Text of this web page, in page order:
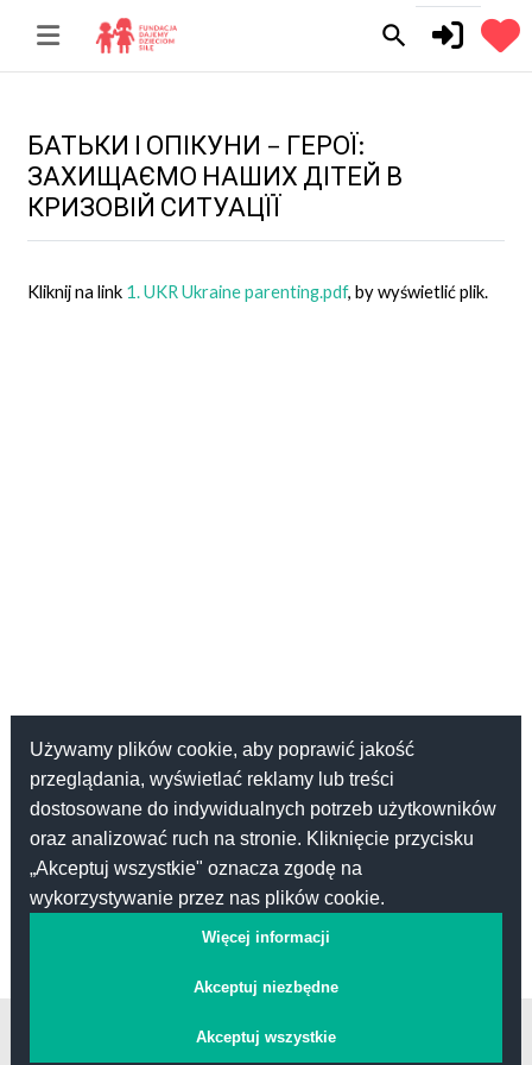
search
БАТЬКИ І ОПІКУНИ – ГЕРОЇ:
ЗАХИЩАЄМО НАШИХ ДІТЕЙ В
КРИЗОВІЙ СИТУАЦЇЇ
Kliknij na link 1. UKR Ukraine parenting.pdf, by wyświetlić plik.
Pomoc
Używamy plików cookie, aby poprawić jakość
przeglądania, wyświetlać reklamy lub treści
dostosowane do indywidualnych potrzeb użytkowników
oraz analizować ruch na stronie. Kliknięcie przycisku
„Akceptuj wszystkie" oznacza zgodę na
wykorzystywanie przez nas plików cookie.
Więcej informacji
Akceptuj niezbędne
Akceptuj wszystkie